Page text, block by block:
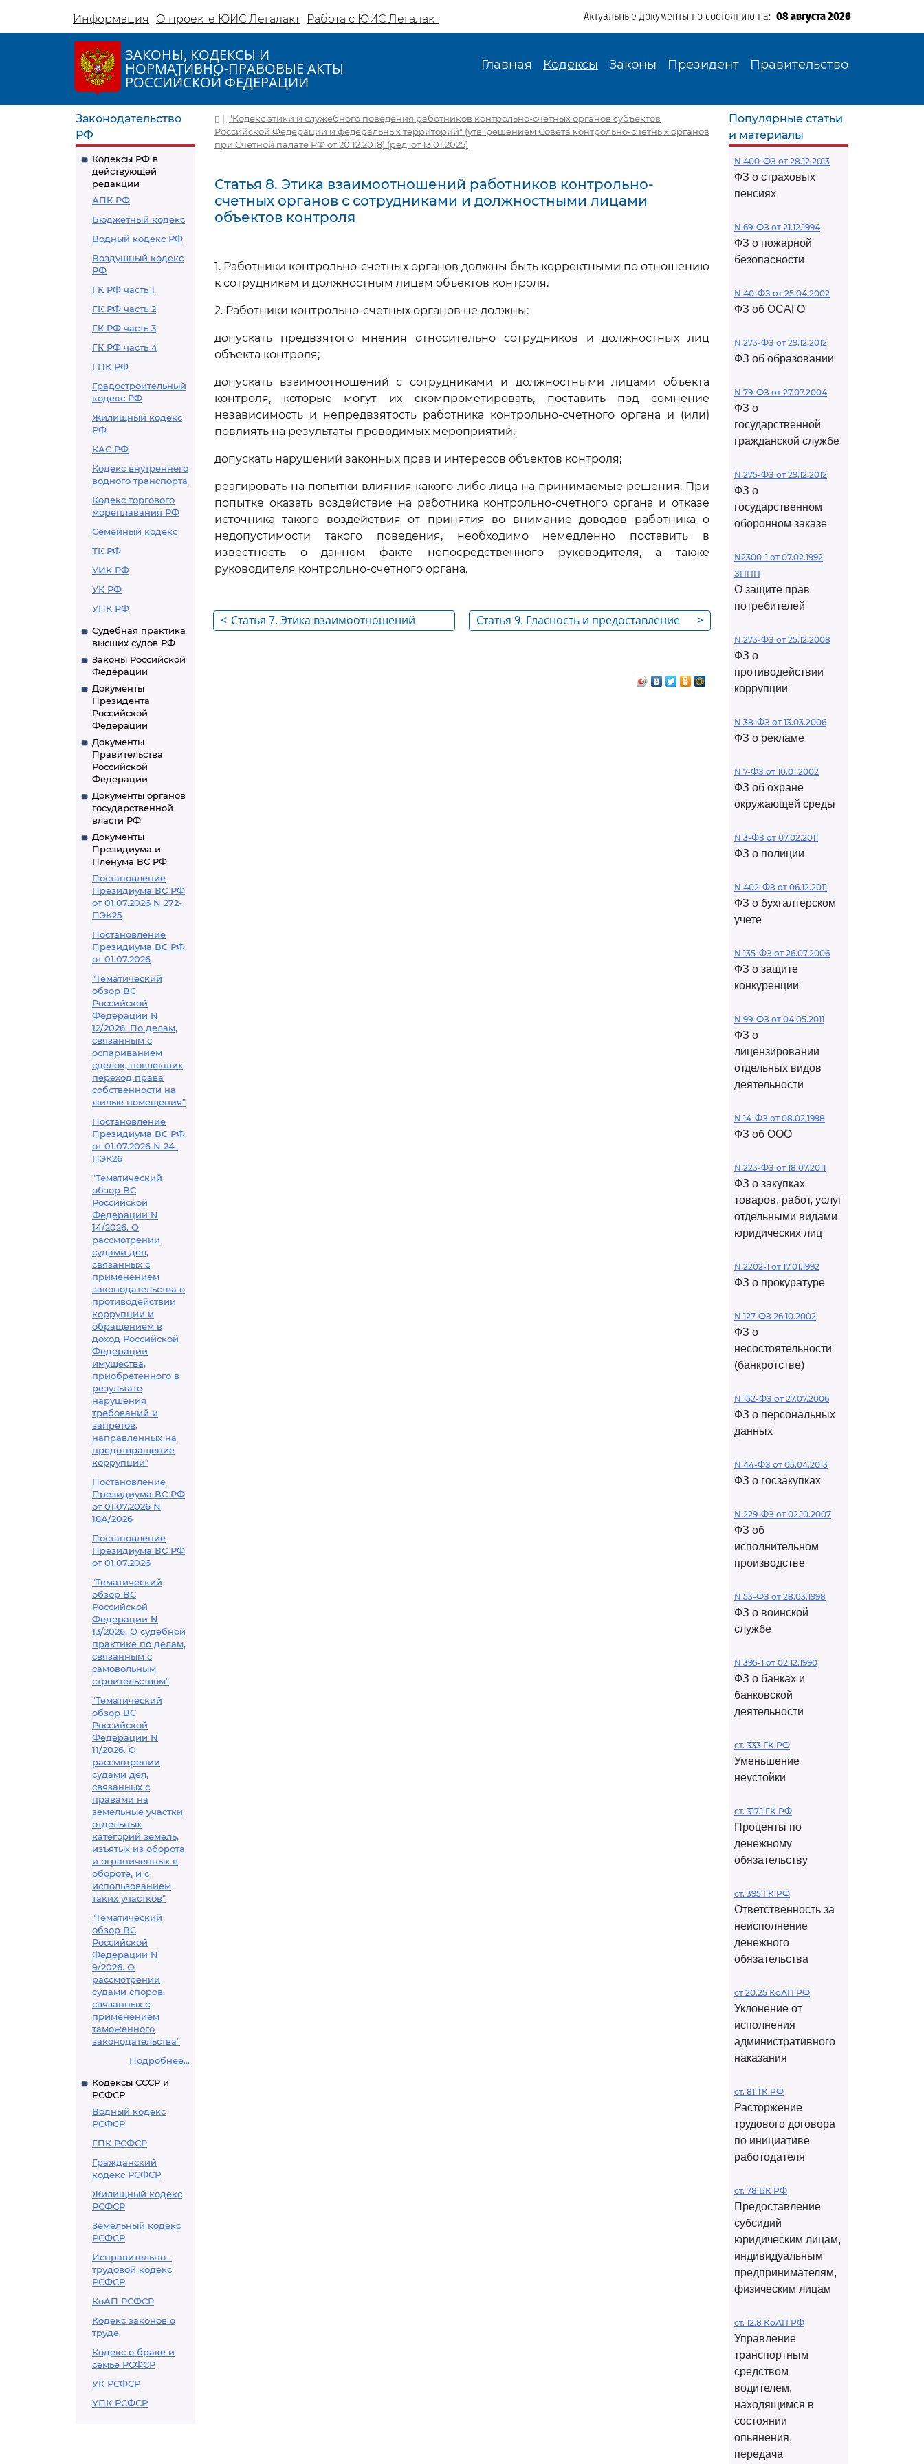
Информация О проекте ЮИС Легалакт Работа с ЮИС Легалакт Актуальные документы по состоянию на: 08 августа 2026
ЗАКОНЫ, КОДЕКСЫ И
НОРМАТИВНО-ПРАВОВЫЕ АКТЫ
РОССИЙСКОЙ ФЕДЕРАЦИИ
Главная Кодексы Законы Президент Правительство
Законодательство
РФ
Кодексы РФ в
действующей
редакции
АПК РФ
Бюджетный кодекс
Водный кодекс РФ
Воздушный кодекс
РФ
ГК РФ часть 1
ГК РФ часть 2
ГК РФ часть 3
ГК РФ часть 4
ГПК РФ
Градостроительный
кодекс РФ
Жилищный кодекс
РФ
КАС РФ
Кодекс внутреннего
водного транспорта
Кодекс торгового
мореплавания РФ
Семейный кодекс
ТК РФ
УИК РФ
УК РФ
УПК РФ
Судебная практика
высших судов РФ
Законы Российской
Федерации
Документы
Президента
Российской
Федерации
Документы
Правительства
Российской
Федерации
Документы органов
государственной
власти РФ
Документы
Президиума и
Пленума ВС РФ
Постановление
Президиума ВС РФ
от 01.07.2026 N 272-
ПЭК25
Постановление
Президиума ВС РФ
от 01.07.2026
"Тематический
обзор ВС
Российской
Федерации N
12/2026. По делам,
связанным с
оспариванием
сделок, повлекших
переход права
собственности на
жилые помещения"
Постановление
Президиума ВС РФ
от 01.07.2026 N 24-
ПЭК26
"Тематический
обзор ВС
Российской
Федерации N
14/2026. О
рассмотрении
судами дел,
связанных с
применением
законодательства о
противодействии
коррупции и
обращением в
доход Российской
Федерации
имущества,
приобретенного в
результате
нарушения
требований и
запретов,
направленных на
предотвращение
коррупции"
Постановление
Президиума ВС РФ
от 01.07.2026 N
18А/2026
Постановление
Президиума ВС РФ
от 01.07.2026
"Тематический
обзор ВС
Российской
Федерации N
13/2026. О судебной
практике по делам,
связанным с
самовольным
строительством"
"Тематический
обзор ВС
Российской
Федерации N
11/2026. О
рассмотрении
судами дел,
связанных с
правами на
земельные участки
отдельных
категорий земель,
изъятых из оборота
и ограниченных в
обороте, и с
использованием
таких участков"
"Тематический
обзор ВС
Российской
Федерации N
9/2026. О
рассмотрении
судами споров,
связанных с
применением
таможенного
законодательства"
Подробнее...
Кодексы СССР и
РСФСР
Водный кодекс
РСФСР
ГПК РСФСР
Гражданский
кодекс РСФСР
Жилищный кодекс
РСФСР
Земельный кодекс
РСФСР
Исправительно -
трудовой кодекс
РСФСР
КоАП РСФСР
Кодекс законов о
труде
Кодекс о браке и
семье РСФСР
УК РСФСР
УПК РСФСР
| "Кодекс этики и служебного поведения работников контрольно-счетных органов субъектов
Российской Федерации и федеральных территорий" (утв. решением Совета контрольно-счетных органов
при Счетной палате РФ от 20.12.2018) (ред. от 13.01.2025)
Статья 8. Этика взаимоотношений работников контрольно-
счетных органов с сотрудниками и должностными лицами
объектов контроля
1. Работники контрольно-счетных органов должны быть корректными по отношению
к сотрудникам и должностным лицам объектов контроля.
2. Работники контрольно-счетных органов не должны:
допускать предвзятого мнения относительно сотрудников и должностных лиц
объекта контроля;
допускать взаимоотношений с сотрудниками и должностными лицами объекта
контроля, которые могут их скомпрометировать, поставить под сомнение
независимость и непредвзятость работника контрольно-счетного органа и (или)
повлиять на результаты проводимых мероприятий;
допускать нарушений законных прав и интересов объектов контроля;
реагировать на попытки влияния какого-либо лица на принимаемые решения. При
попытке оказать воздействие на работника контрольно-счетного органа и отказе
источника такого воздействия от принятия во внимание доводов работника о
недопустимости такого поведения, необходимо немедленно поставить в
известность о данном факте непосредственного руководителя, а также
руководителя контрольно-счетного органа.
< Статья 7. Этика взаимоотношений
>
Статья 9. Гласность и предоставление
Популярные статьи
и материалы
N 400-ФЗ от 28.12.2013
ФЗ о страховых
пенсиях
N 69-ФЗ от 21.12.1994
ФЗ о пожарной
безопасности
N 40-ФЗ от 25.04.2002
ФЗ об ОСАГО
N 273-ФЗ от 29.12.2012
ФЗ об образовании
N 79-ФЗ от 27.07.2004
ФЗ о
государственной
гражданской службе
N 275-ФЗ от 29.12.2012
ФЗ о
государственном
оборонном заказе
N2300-1 от 07.02.1992
ЗППП
О защите прав
потребителей
N 273-ФЗ от 25.12.2008
ФЗ о
противодействии
коррупции
N 38-ФЗ от 13.03.2006
ФЗ о рекламе
N 7-ФЗ от 10.01.2002
ФЗ об охране
окружающей среды
N 3-ФЗ от 07.02.2011
ФЗ о полиции
N 402-ФЗ от 06.12.2011
ФЗ о бухгалтерском
учете
N 135-ФЗ от 26.07.2006
ФЗ о защите
конкуренции
N 99-ФЗ от 04.05.2011
ФЗ о
лицензировании
отдельных видов
деятельности
N 14-ФЗ от 08.02.1998
ФЗ об ООО
N 223-ФЗ от 18.07.2011
ФЗ о закупках
товаров, работ, услуг
отдельными видами
юридических лиц
N 2202-1 от 17.01.1992
ФЗ о прокуратуре
N 127-ФЗ 26.10.2002
ФЗ о
несостоятельности
(банкротстве)
N 152-ФЗ от 27.07.2006
ФЗ о персональных
данных
N 44-ФЗ от 05.04.2013
ФЗ о госзакупках
N 229-ФЗ от 02.10.2007
ФЗ об
исполнительном
производстве
N 53-ФЗ от 28.03.1998
ФЗ о воинской
службе
N 395-1 от 02.12.1990
ФЗ о банках и
банковской
деятельности
ст. 333 ГК РФ
Уменьшение
неустойки
ст. 317.1 ГК РФ
Проценты по
денежному
обязательству
ст. 395 ГК РФ
Ответственность за
неисполнение
денежного
обязательства
ст 20.25 КоАП РФ
Уклонение от
исполнения
административного
наказания
ст. 81 ТК РФ
Расторжение
трудового договора
по инициативе
работодателя
ст. 78 БК РФ
Предоставление
субсидий
юридическим лицам,
индивидуальным
предпринимателям,
физическим лицам
ст. 12.8 КоАП РФ
Управление
транспортным
средством
водителем,
находящимся в
состоянии
опьянения,
передача